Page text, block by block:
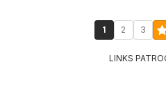
1 2 3
LINKS